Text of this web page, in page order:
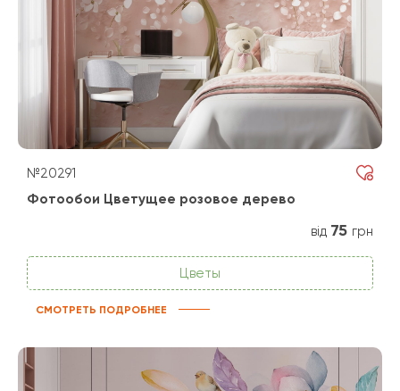
№20291
Фотообои Цветущее розовое дерево
від 75 грн
Цветы
СМОТРЕТЬ ПОДРОБНЕЕ